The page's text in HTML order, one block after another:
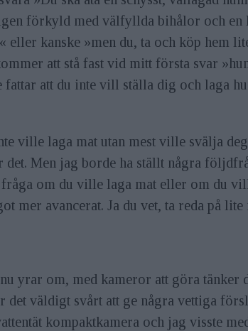
förkyld med välfyllda bihålor och en
eller kanske »men du, ta och köp hem
att stå fast vid mitt första svar
att du inte vill ställa dig och laga
ville laga mat utan mest ville svälja
Men jag borde ha ställt några
om du ville laga mat eller om du
mer avancerat. Ja du vet, ta reda på
yrar om, med kameror att göra tänker
väldigt svårt att ge några vettiga
kompaktkamera och jag visste